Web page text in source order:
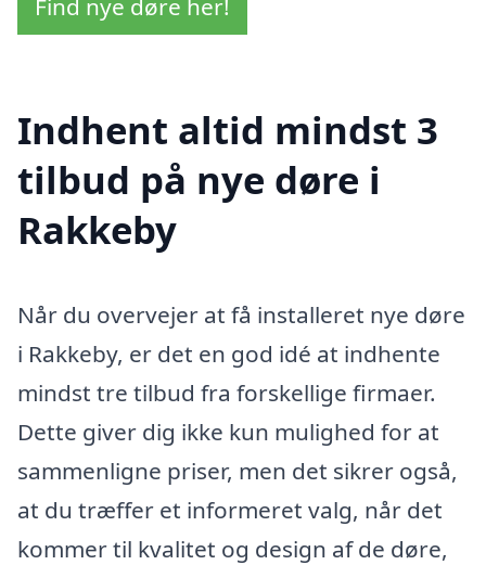
Find nye døre her!
Indhent altid mindst 3
tilbud på nye døre i
Rakkeby
Når du overvejer at få installeret nye døre
i Rakkeby, er det en god idé at indhente
mindst tre tilbud fra forskellige firmaer.
Dette giver dig ikke kun mulighed for at
sammenligne priser, men det sikrer også,
at du træffer et informeret valg, når det
kommer til kvalitet og design af de døre,